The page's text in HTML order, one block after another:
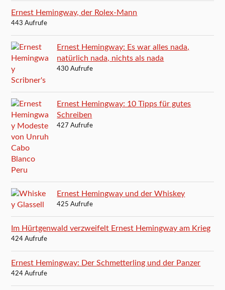
Ernest Hemingway, der Rolex-Mann
443 Aufrufe
Ernest Hemingway: Es war alles nada,
natürlich nada, nichts als nada
430 Aufrufe
Ernest Hemingway: 10 Tipps für gutes
Schreiben
427 Aufrufe
Ernest Hemingway und der Whiskey
425 Aufrufe
Im Hürtgenwald verzweifelt Ernest Hemingway am Krieg
424 Aufrufe
Ernest Hemingway: Der Schmetterling und der Panzer
424 Aufrufe